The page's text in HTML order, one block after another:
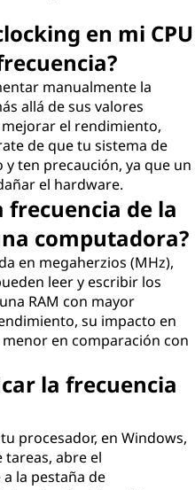
en mi CPU
manualmente la
allá de sus valores
el rendimiento,
de que tu sistema de
ten precaución, ya que un
el hardware.
frecuencia de la
computadora?
en megaherzios (MHz),
leer y escribir los
RAM con mayor
su impacto en
en comparación con
la frecuencia
procesador, en Windows,
tareas, abre el
la pestaña de